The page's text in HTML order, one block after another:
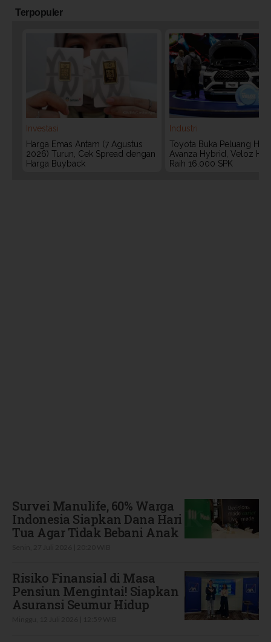
Terpopuler
Investasi
Harga Emas Antam (7 Agustus
2026) Turun, Cek Spread dengan
Harga Buyback
Industri
Toyota Buka Peluang
Avanza Hybrid, Veloz
Raih 16.000 SPK
Survei Manulife, 60% Warga
Indonesia Siapkan Dana Hari
Tua Agar Tidak Bebani Anak
Risiko Finansial di Masa
Pensiun Mengintai! Siapkan
Asuransi Seumur Hidup